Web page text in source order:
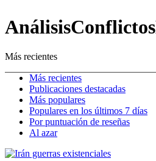
Más recientes
Más recientes
Publicaciones destacadas
Más populares
Populares en los últimos 7 días
Por puntuación de reseñas
Al azar